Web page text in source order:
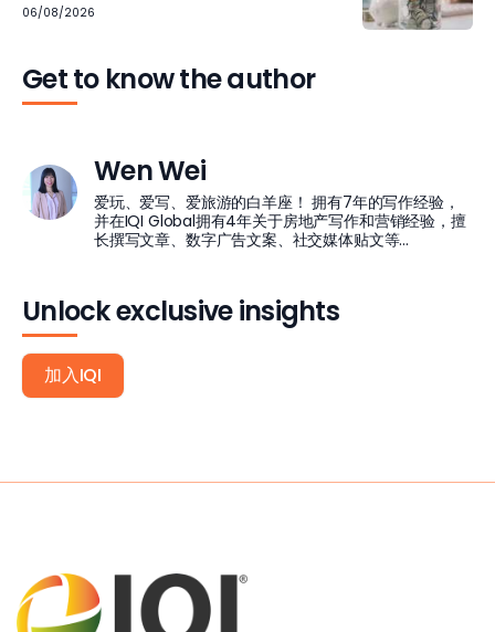
06/08/2026
Get to know the author
Wen Wei
爱玩、爱写、爱旅游的白羊座！ 拥有7年的写作经验，
并在IQI Global拥有4年关于房地产写作和营销经验，擅
长撰写文章、数字广告文案、社交媒体贴文等...
Unlock exclusive insights
加入IQI